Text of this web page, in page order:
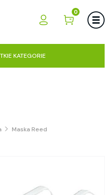
0
KATEGORIE
Maska Reed